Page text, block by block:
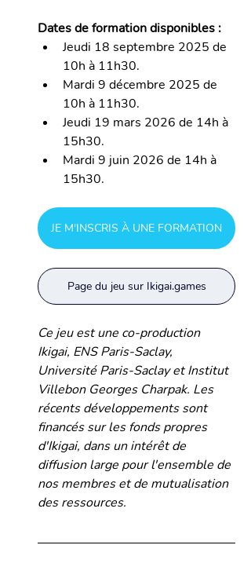
Dates de formation disponibles :
Jeudi 18 septembre 2025 de
10h à 11h30.
Mardi 9 décembre 2025 de
10h à 11h30.
Jeudi 19 mars 2026 de 14h à
15h30.
Mardi 9 juin 2026 de 14h à
15h30.
JE M'INSCRIS À UNE FORMATION
Page du jeu sur Ikigai.games
Ce jeu est une co-production
Ikigai, ENS Paris-Saclay,
Université Paris-Saclay et Institut
Villebon Georges Charpak. Les
récents développements sont
financés sur les fonds propres
d'Ikigai, dans un intérêt de
diffusion large pour l'ensemble de
nos membres et de mutualisation
des ressources.